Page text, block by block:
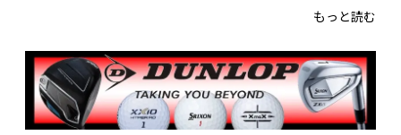
もっと読む